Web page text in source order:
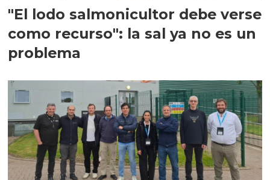
"El lodo salmonicultor debe verse
como recurso": la sal ya no es un
problema